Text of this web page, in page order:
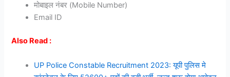
मोबाइल नंबर (Mobile Number)
Email ID
Also Read :
UP Police Constable Recruitment 2023: यूपी पुलिस मे